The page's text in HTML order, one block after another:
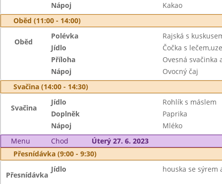
Nápoj
Kakao
Oběd (11:00 - 14:00)
Oběd
Polévka
Rajská s
Jídlo
Čočka s
Příloha
Ovesná svačinka
Nápoj
Ovocný čaj
Svačina (14:00 - 14:30)
Svačina
Jídlo
Rohlík s máslem
Doplněk
Paprika
Nápoj
Mléko
Menu
Chod
Úterý 27. 6. 2023
Přesnídávka (9:00 - 9:30)
Přesnídávka
Jídlo houska se sýrem